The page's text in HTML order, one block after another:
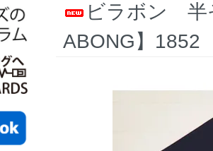
ビラボン 半
ABONG】1852